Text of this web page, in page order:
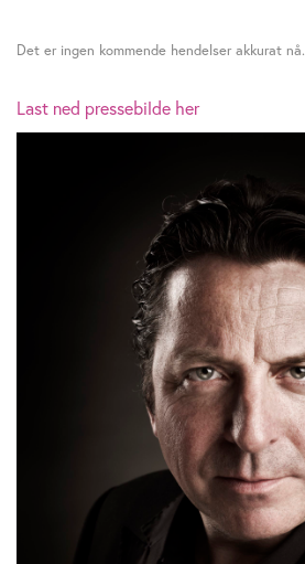
Det er ingen kommende hendelser akkurat nå.
Last ned pressebilde her